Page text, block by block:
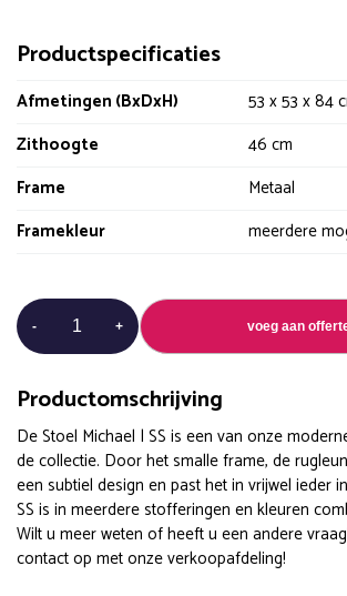
Productspecificaties
Afmetingen (BxDxH)
53 x 53 x 84
Zithoogte
46 cm
Frame
Metaal
Framekleur
meerdere
-
SS
aantal
+ voeg aan
Productomschrijving
De Stoel Michael | SS is een van onze
de collectie. Door het smalle frame, de
een subtiel design en past het in vrijwel ieder
SS is in meerdere stofferingen en kleuren
Wilt u meer weten of heeft u een andere
contact op met onze verkoopafdeling!